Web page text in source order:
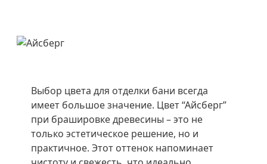
Выбор цвета для отделки бани всегда
имеет большое значение. Цвет “Айсберг”
при брашировке древесины – это не
только эстетическое решение, но и
практичное. Этот оттенок напоминает